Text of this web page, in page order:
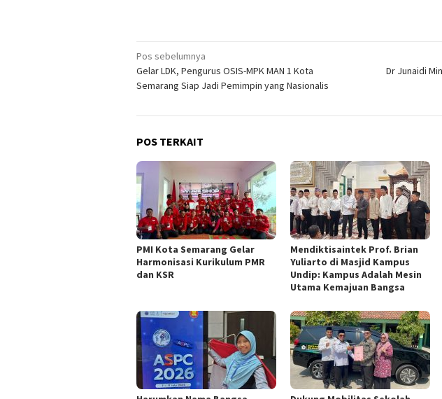
Navigasi
pos
Pos sebelumnya
Gelar LDK, Pengurus OSIS-MPK MAN 1 Kota
Semarang Siap Jadi Pemimpin yang Nasionalis
Dr Junaidi
POS TERKAIT
PMI Kota Semarang Gelar
Harmonisasi Kurikulum PMR
dan KSR
Mendiktisaintek Prof. Brian
Yuliarto di Masjid Kampus
Undip: Kampus Adalah Mesin
Utama Kemajuan Bangsa